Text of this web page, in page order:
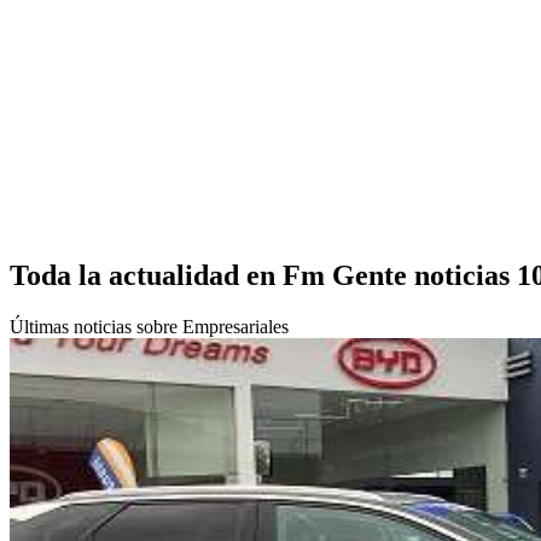
Toda la actualidad en Fm Gente noticias
Últimas noticias sobre Empresariales